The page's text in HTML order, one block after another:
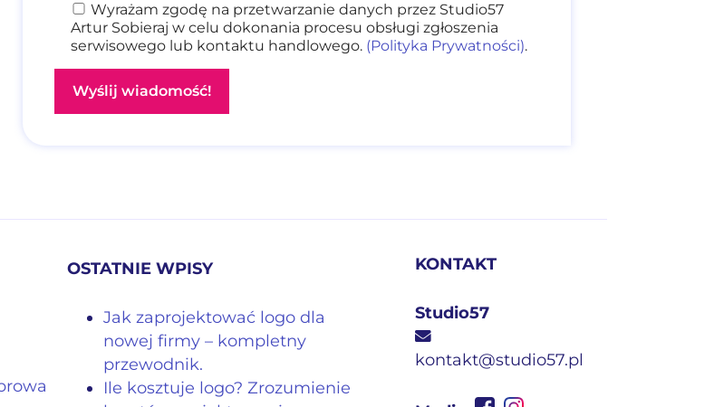
Wyrażam zgodę na przetwarzanie danych przez Studio57
Artur Sobieraj w celu dokonania procesu obsługi zgłoszenia
serwisowego lub kontaktu handlowego. (Polityka Prywatności).
OSTATNIE WPISY
Jak zaprojektować logo dla
nowej firmy – kompletny
przewodnik.
Ile kosztuje logo? Zrozumienie
KONTAKT
Studio57
kontakt@studio57.pl